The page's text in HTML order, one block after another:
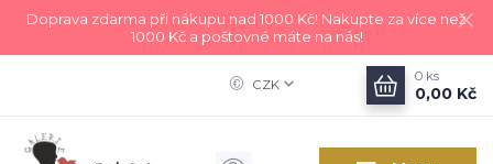
Doprava zdarma při nákupu nad 1000 Kč! Nakupte za více než
1000 Kč a poštovné máte na nás!
CZK
0 ks
0,00 Kč